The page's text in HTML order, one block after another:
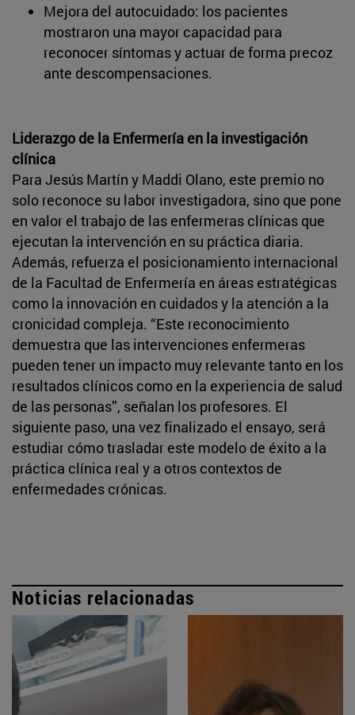
Mejora del autocuidado: los pacientes
mostraron una mayor capacidad para
reconocer síntomas y actuar de forma precoz
ante descompensaciones.
Liderazgo de la Enfermería en la investigación
clínica
Para Jesús Martín y Maddi Olano, este premio no
solo reconoce su labor investigadora, sino que pone
en valor el trabajo de las enfermeras clínicas que
ejecutan la intervención en su práctica diaria.
Además, refuerza el posicionamiento internacional
de la Facultad de Enfermería en áreas estratégicas
como la innovación en cuidados y la atención a la
cronicidad compleja. “Este reconocimiento
demuestra que las intervenciones enfermeras
pueden tener un impacto muy relevante tanto en los
resultados clínicos como en la experiencia de salud
de las personas”, señalan los profesores. El
siguiente paso, una vez finalizado el ensayo, será
estudiar cómo trasladar este modelo de éxito a la
práctica clínica real y a otros contextos de
enfermedades crónicas.
Noticias relacionadas